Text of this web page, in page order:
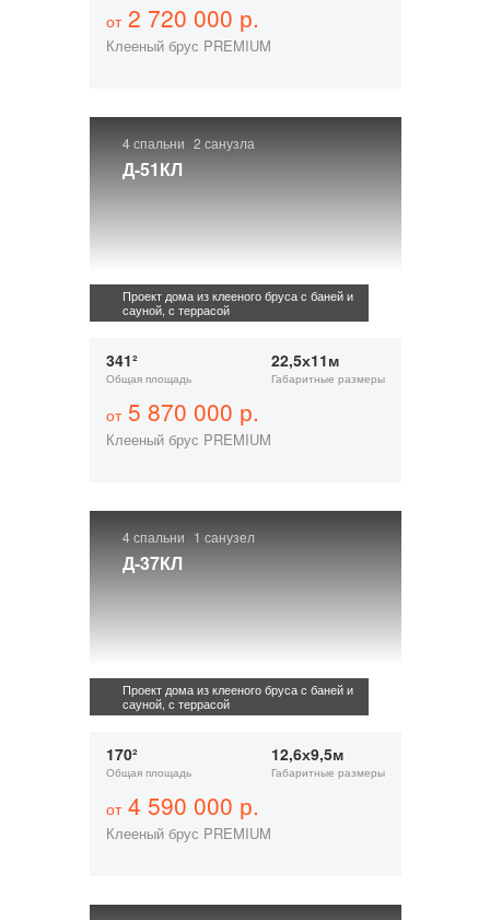
от2 720 000 р.
Клееный брус PREMIUM
4 спальни 2 санузла
Д-51КЛ
Проект дома из клееного бруса с баней и
сауной, с террасой
341²
Общая площадь
22,5х11м
Габаритные размеры
от5 870 000 р.
Клееный брус PREMIUM
4 спальни 1 санузел
Д-37КЛ
Проект дома из клееного бруса с баней и
сауной, с террасой
170²
Общая площадь
12,6х9,5м
Габаритные размеры
от4 590 000 р.
Клееный брус PREMIUM